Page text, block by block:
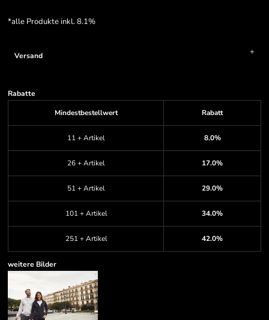
*alle Produkte inkl. 8.1%
Versand
Rabatte
Mindestbestellwert
Rabatt
11 + Artikel 8.0%
26 + Artikel 17.0%
51 + Artikel 29.0%
101 + Artikel 34.0%
251 + Artikel 42.0%
weitere Bilder